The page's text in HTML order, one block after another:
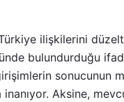
ilişkilerini
bulundurduğu
sonucunun
inanıyor. Aksine,